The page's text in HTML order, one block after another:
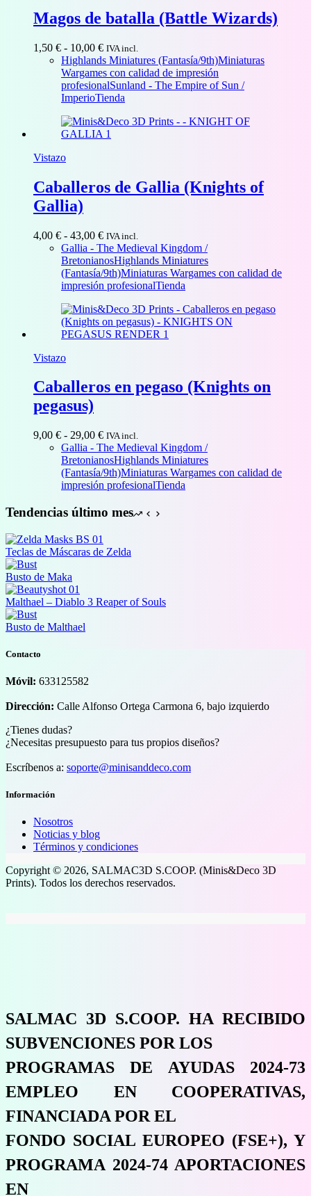
Magos de batalla (Battle Wizards)
1,50 € - 10,00 €Rango
de
precios:
desde
1,50 €
10,00 €
IVA incl.
Highlands Miniatures (Fantasía/9th)Miniaturas
Wargames con calidad de impresión
profesionalSunland - The Empire of Sun /
ImperioTienda
Vistazo
Caballeros de Gallia (Knights of
Gallia)
4,00 € - 43,00 €Rango
de
precios:
desde
4,00 €
43,00 €
IVA incl.
Gallia - The Medieval Kingdom /
BretonianosHighlands Miniatures
(Fantasía/9th)Miniaturas Wargames con calidad de
impresión profesionalTienda
Vistazo
Caballeros en pegaso (Knights on
pegasus)
9,00 € - 29,00 €Rango
de
precios:
desde
9,00 €
29,00 €
IVA incl.
Gallia - The Medieval Kingdom /
BretonianosHighlands Miniatures
(Fantasía/9th)Miniaturas Wargames con calidad de
impresión profesionalTienda
Tendencias último mes
Teclas de Máscaras de Zelda
Busto de Maka
Malthael – Diablo 3 Reaper of Souls
Busto de Malthael
Contacto
Móvil: 633125582
Dirección: Calle Alfonso Ortega Carmona 6, bajo izquierdo
¿Tienes dudas?
¿Necesitas presupuesto para tus propios diseños?
Escríbenos a: soporte@minisanddeco.com
Información
Nosotros
Noticias y blog
Términos y condiciones
Copyright © 2026, SALMAC3D S.COOP. (Minis&Deco 3D
Prints). Todos los derechos reservados.
SALMAC 3D S.COOP. HA RECIBIDO
SUBVENCIONES POR LOS
PROGRAMAS DE AYUDAS 2024-73
EMPLEO EN COOPERATIVAS,
FINANCIADA POR EL
FONDO SOCIAL EUROPEO (FSE+), Y
PROGRAMA 2024-74 APORTACIONES
EN